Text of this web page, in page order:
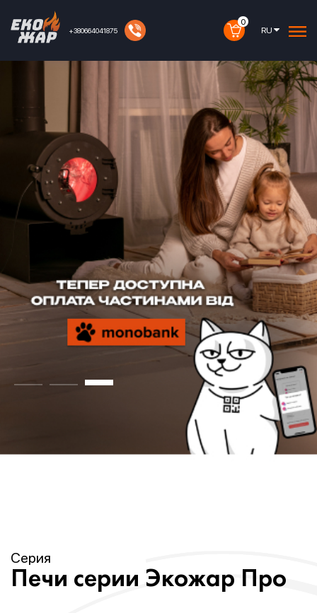
+380664041875
0
RU
Широкий выбор отопительных печей
ОТ ПРОИЗВОДИТЕЛЯ
В КАТАЛОГ
Стильные печи для отопления
СЕРИЯ DS
В КАТАЛОГ
Серия
Печи серии Экожар Про